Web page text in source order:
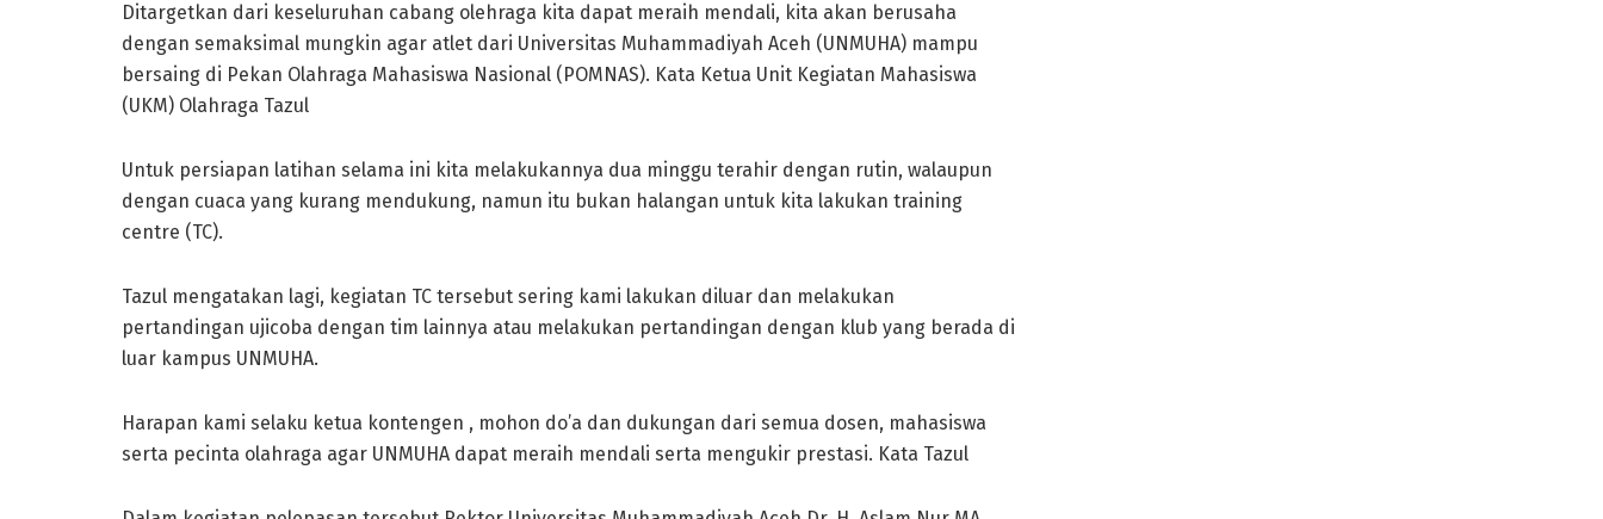
Ditargetkan dari keseluruhan cabang olehraga kita dapat meraih mendali, kita akan berusaha
dengan semaksimal mungkin agar atlet dari Universitas Muhammadiyah Aceh (UNMUHA) mampu
bersaing di Pekan Olahraga Mahasiswa Nasional (POMNAS). Kata Ketua Unit Kegiatan Mahasiswa
(UKM) Olahraga Tazul
Untuk persiapan latihan selama ini kita melakukannya dua minggu terahir dengan rutin, walaupun
dengan cuaca yang kurang mendukung, namun itu bukan halangan untuk kita lakukan training
centre (TC).
Tazul mengatakan lagi, kegiatan TC tersebut sering kami lakukan diluar dan melakukan
pertandingan ujicoba dengan tim lainnya atau melakukan pertandingan dengan klub yang berada di
luar kampus UNMUHA.
Harapan kami selaku ketua kontengen , mohon do’a dan dukungan dari semua dosen, mahasiswa
serta pecinta olahraga agar UNMUHA dapat meraih mendali serta mengukir prestasi. Kata Tazul